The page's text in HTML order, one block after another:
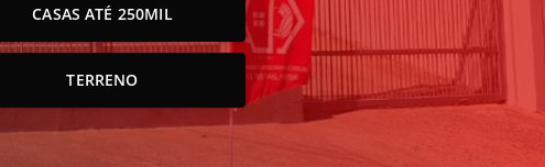
CASAS ATÉ 250MIL
TERRENO